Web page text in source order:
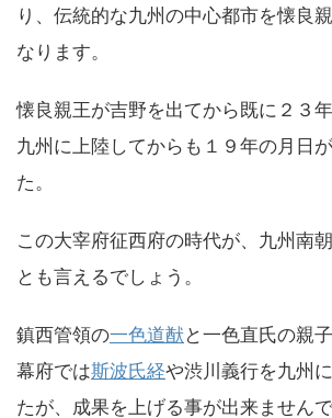
り、伝統的な九州の中心都市を懐良
なります。
懐良親王が吉野を出てから既に２３年
九州に上陸してからも１９年の月日
た。
この大宰府征西府の時代が、九州南
とも言えるでしょう。
鎮西管領の一色道猷と一色直氏の親
幕府では斯波氏経や渋川義行を九州
たが、成果を上げる事が出来ませんで